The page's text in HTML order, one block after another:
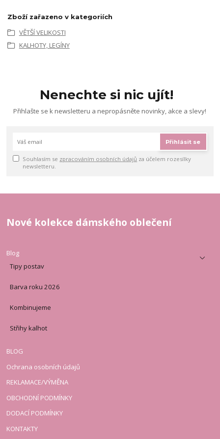
Zboží zařazeno v kategoriích
VĚTŠÍ VELIKOSTI
KALHOTY, LEGÍNY
Nenechte si nic ujít!
Přihlašte se k newsletteru a nepropásněte novinky, akce a slevy!
Přihlásit se
Souhlasím se zpracováním osobních údajů za účelem rozesílky
newsletteru.
Nové kolekce dámského oblečení
Blog
Tipy postav
Barva roku 2026
Kombinujeme
Střihy kalhot
BLOG
Ochrana osobních údajů
REKLAMACE/VÝMĚNA
OBCHODNÍ PODMÍNKY
DODACÍ PODMÍNKY
KONTAKTY